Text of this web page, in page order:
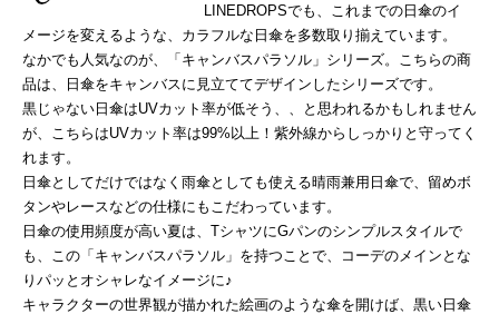
LINEDROPSでも、これまでの日傘のイ
メージを変えるような、カラフルな日傘を多数取り揃えています。
なかでも人気なのが、「キャンバスパラソル」シリーズ。こちらの商
品は、日傘をキャンバスに見立ててデザインしたシリーズです。
黒じゃない日傘はUVカット率が低そう、、と思われるかもしれません
が、こちらはUVカット率は99%以上！紫外線からしっかりと守ってく
れます。
日傘としてだけではなく雨傘としても使える晴雨兼用日傘で、留めボ
タンやレースなどの仕様にもこだわっています。
日傘の使用頻度が高い夏は、TシャツにGパンのシンプルスタイルで
も、この「キャンバスパラソル」を持つことで、コーデのメインとな
りパッとオシャレなイメージに♪
キャラクターの世界観が描かれた絵画のような傘を開けば、黒い日傘